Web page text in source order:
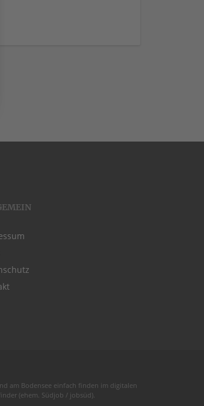
am Bodensee einfach finden im digitalen
(ehem. Südjob / jobsüd).